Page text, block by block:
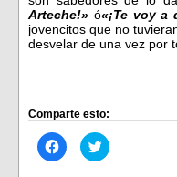
Arteche!» ó«¡Te voy
jovencitos que no
desvelar de una vez por
Comparte esto:
Haz
clic
Haz
clic